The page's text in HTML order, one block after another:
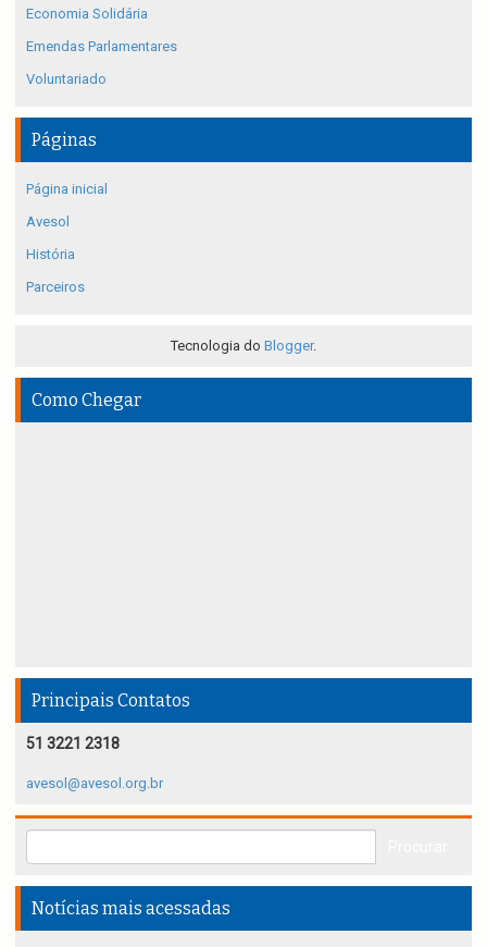
Economia Solidária
Emendas Parlamentares
Voluntariado
Páginas
Página inicial
Avesol
História
Parceiros
Tecnologia do Blogger.
Como Chegar
Principais Contatos
51 3221 2318
avesol@avesol.org.br
Notícias mais acessadas